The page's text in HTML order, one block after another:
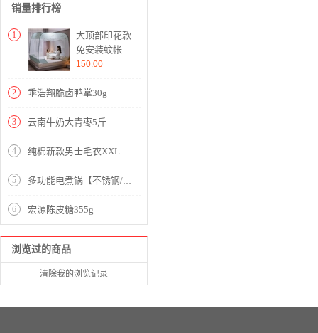
销量排行榜
1
大顶部印花款
免安装蚊帐
【面料聚酯纤
丝/小雏菊水
150.00
2 乖浩翔脆卤鸭掌30g
3 云南牛奶大青枣5斤
4 纯棉新款男士毛衣XXL码 刑释毛衣
5 多功能电煮锅【不锈钢/蓝色】
6 宏源陈皮糖355g
浏览过的商品
清除我的浏览记录